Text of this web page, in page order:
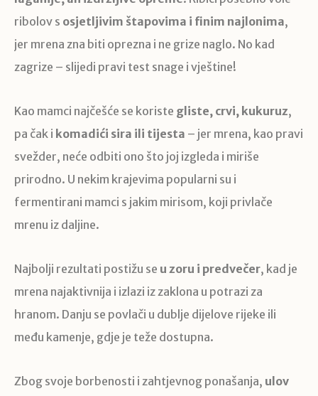
ribolov s osjetljivim štapovima i finim najlonima,
jer mrena zna biti oprezna i ne grize naglo. No kad
zagrize – slijedi pravi test snage i vještine!
Kao mamci najčešće se koriste gliste, crvi, kukuruz,
pa čak i komadići sira ili tijesta – jer mrena, kao pravi
svežder, neće odbiti ono što joj izgleda i miriše
prirodno. U nekim krajevima popularni su i
fermentirani mamci s jakim mirisom, koji privlače
mrenu iz daljine.
Najbolji rezultati postižu se u zoru i predvečer, kad je
mrena najaktivnija i izlazi iz zaklona u potrazi za
hranom. Danju se povlači u dublje dijelove rijeke ili
među kamenje, gdje je teže dostupna.
Zbog svoje borbenosti i zahtjevnog ponašanja, ulov